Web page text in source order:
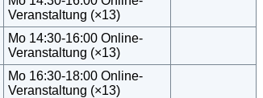
Veranstaltung (×13)
Mo 14:30-16:00 Online-
Veranstaltung (×13)
Mo 16:30-18:00 Online-
Veranstaltung (×13)